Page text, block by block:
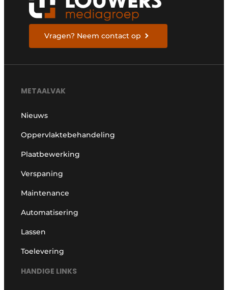
Vragen? Neem contact op
METAALVAK
Nieuws
Oppervlaktebehandeling
Plaatbewerking
Verspaning
Maintenance
Automatisering
Lassen
Toelevering
HANDIGE LINKS